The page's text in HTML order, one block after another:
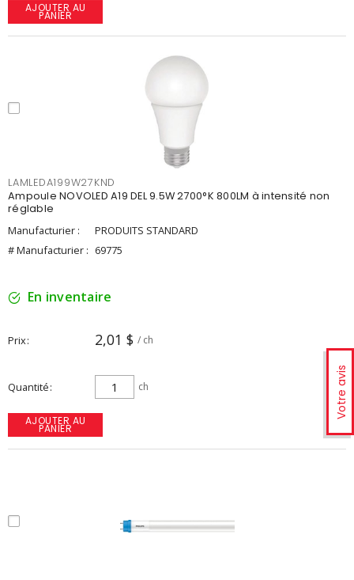
Votre avis
AJOUTER AU
PANIER
LAMLEDA199W27KND
Ampoule NOVOLED A19 DEL 9.5W 2700°K 800LM à intensité non
réglable
Manufacturier :
PRODUITS STANDARD
# Manufacturier : 69775
En inventaire
Prix 2,01 $ / ch
Quantité ch
AJOUTER AU
PANIER